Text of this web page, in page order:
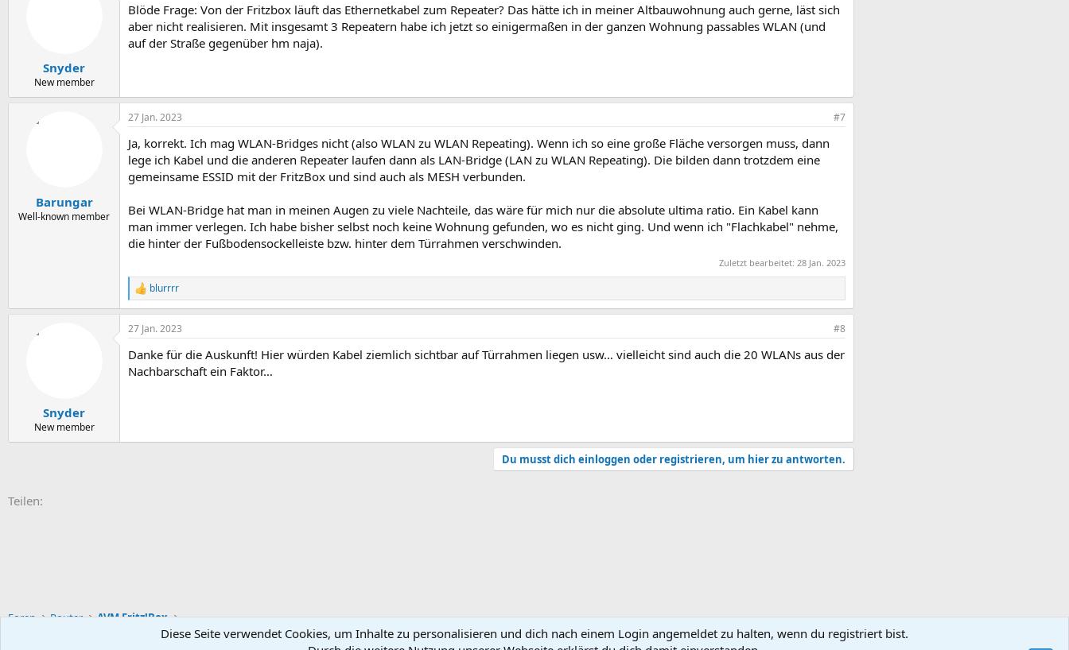
i
o
e
Snyder
New member
Blöde Frage: Von der Fritzbox läuft das Ethernetkabel zum Repeater? Das hätte ich in meiner Altbauwohnung auch gerne, läst sich
aber nicht realisieren. Mit insgesamt 3 Repeatern habe ich jetzt so einigermaßen in der ganzen Wohnung passables WLAN (und
auf der Straße gegenüber hm naja).
Barungar
Well-known member
27 Jan. 2023 #7
Ja, korrekt. Ich mag WLAN-Bridges nicht (also WLAN zu WLAN Repeating). Wenn ich so eine große Fläche versorgen muss, dann
lege ich Kabel und die anderen Repeater laufen dann als LAN-Bridge (LAN zu WLAN Repeating). Die bilden dann trotzdem eine
gemeinsame ESSID mit der FritzBox und sind auch als MESH verbunden.
Bei WLAN-Bridge hat man in meinen Augen zu viele Nachteile, das wäre für mich nur die absolute ultima ratio. Ein Kabel kann
man immer verlegen. Ich habe bisher selbst noch keine Wohnung gefunden, wo es nicht ging. Und wenn ich "Flachkabel" nehme,
die hinter der Fußbodensockelleiste bzw. hinter dem Türrahmen verschwinden.
Zuletzt bearbeitet: 28 Jan. 2023
R
e
a
k
i
o
blurrrr
Snyder
New member
27 Jan. 2023 #8
Danke für die Auskunft! Hier würden Kabel ziemlich sichtbar auf Türrahmen liegen usw… vielleicht sind auch die 20 WLANs aus der
Nachbarschaft ein Faktor…
Du musst dich einloggen oder registrieren, um hier zu antworten.
Teilen:
Foren Router AVM Fritz!Box
Diese Seite verwendet Cookies, um Inhalte zu personalisieren und dich nach einem Login angemeldet zu halten, wenn du registriert bist.